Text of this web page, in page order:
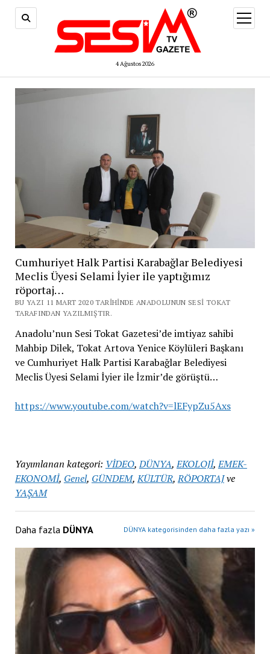
4 Ağustos 2026
aç
Cumhuriyet Halk Partisi Karabağlar Belediyesi
Meclis Üyesi Selami İyier ile yaptığımız
röportaj…
BU YAZI 11 MART 2020 TARIHINDE ANADOLUNUN SESI TOKAT
TARAFINDAN YAZILMIŞTIR.
Anadolu’nun Sesi Tokat Gazetesi’de imtiyaz sahibi
Mahbip Dilek, Tokat Artova Yenice Köylüleri Başkanı
ve Cumhuriyet Halk Partisi Karabağlar Belediyesi
Meclis Üyesi Selami İyier ile İzmir’de görüştü…
https://www.youtube.com/watch?v=lEFypZu5Axs
Yayımlanan kategori: VİDEO,DÜNYA,EKOLOJİ,EMEK-
EKONOMİ, Genel, GÜNDEM,KÜLTÜR,RÖPORTAJve
YAŞAM
Daha fazla DÜNYA DÜNYA kategorisinden daha fazla yazı »